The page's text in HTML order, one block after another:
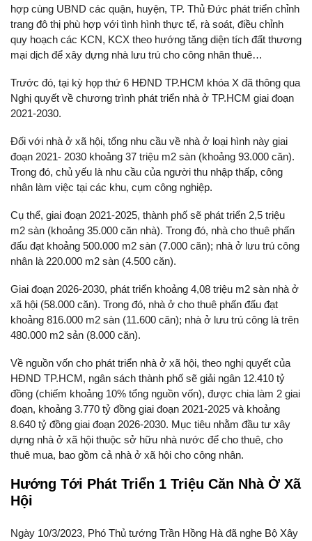
hợp cùng UBND các quận, huyện, TP. Thủ Đức phát triển chỉnh
trang đô thị phù hợp với tình hình thực tế, rà soát, điều chỉnh
quy hoạch các KCN, KCX theo hướng tăng diện tích đất thương
mại dịch để xây dựng nhà lưu trú cho công nhân thuê…
Trước đó, tại kỳ họp thứ 6 HĐND TP.HCM khóa X đã thông qua
Nghị quyết về chương trình phát triển nhà ở TP.HCM giai đoạn
2021-2030.
Đối với nhà ở xã hội, tổng nhu cầu về nhà ở loại hình này giai
đoạn 2021- 2030 khoảng 37 triệu m2 sàn (khoảng 93.000 căn).
Trong đó, chủ yếu là nhu cầu của người thu nhập thấp, công
nhân làm việc tại các khu, cụm công nghiệp.
Cụ thể, giai đoạn 2021-2025, thành phố sẽ phát triển 2,5 triệu
m2 sàn (khoảng 35.000 căn nhà). Trong đó, nhà cho thuê phấn
đấu đạt khoảng 500.000 m2 sàn (7.000 căn); nhà ở lưu trú công
nhân là 220.000 m2 sàn (4.500 căn).
Giai đoạn 2026-2030, phát triển khoảng 4,08 triệu m2 sàn nhà ở
xã hội (58.000 căn). Trong đó, nhà ở cho thuê phấn đấu đạt
khoảng 816.000 m2 sàn (11.600 căn); nhà ở lưu trú công là trên
480.000 m2 sản (8.000 căn).
Về nguồn vốn cho phát triển nhà ở xã hội, theo nghị quyết của
HĐND TP.HCM, ngân sách thành phố sẽ giải ngân 12.410 tỷ
đồng (chiếm khoảng 10% tổng nguồn vốn), được chia làm 2 giai
đoạn, khoảng 3.770 tỷ đồng giai đoạn 2021-2025 và khoảng
8.640 tỷ đồng giai đoạn 2026-2030. Mục tiêu nhằm đầu tư xây
dựng nhà ở xã hội thuộc sở hữu nhà nước để cho thuê, cho
thuê mua, bao gồm cả nhà ở xã hội cho công nhân.
Hướng Tới Phát Triển 1 Triệu Căn Nhà Ở Xã
Hội
Ngày 10/3/2023, Phó Thủ tướng Trần Hồng Hà đã nghe Bộ Xây